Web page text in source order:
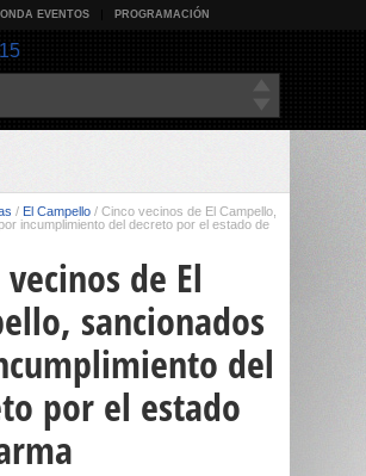
EVENTOS PROGRAMACIÓN
/ El Campello / Cinco vecinos de El Campello,
incumplimiento del decreto por el estado de
vecinos de El
sancionados
del
por el estado